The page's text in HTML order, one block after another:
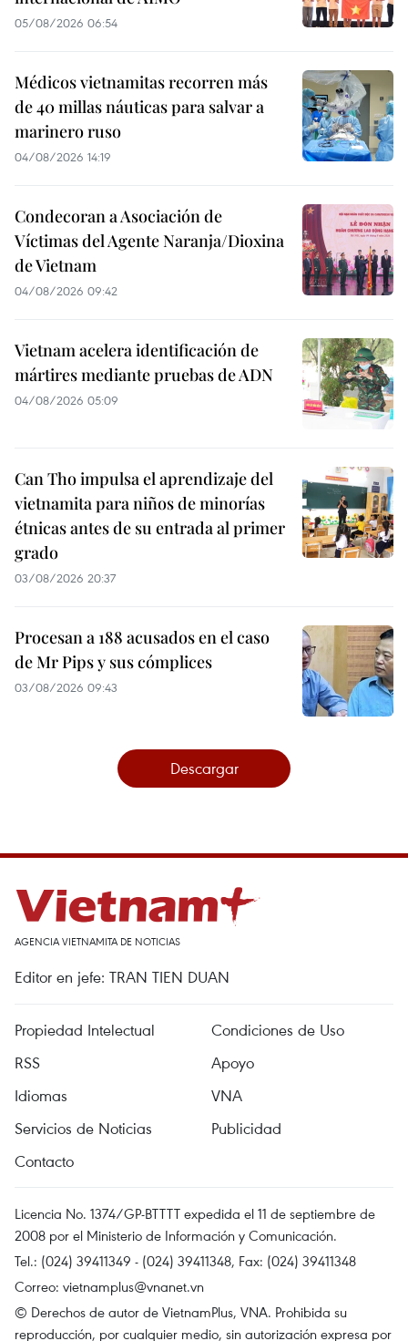
05/08/2026 06:54
Médicos vietnamitas recorren más
de 40 millas náuticas para salvar a
marinero ruso
04/08/2026 14:19
Condecoran a Asociación de
Víctimas del Agente Naranja/Dioxina
de Vietnam
04/08/2026 09:42
Vietnam acelera identificación de
mártires mediante pruebas de ADN
04/08/2026 05:09
Can Tho impulsa el aprendizaje del
vietnamita para niños de minorías
étnicas antes de su entrada al primer
grado
03/08/2026 20:37
Procesan a 188 acusados en el caso
de Mr Pips y sus cómplices
03/08/2026 09:43
Descargar
AGENCIA VIETNAMITA DE NOTICIAS
Editor en jefe: TRAN TIEN DUAN
Propiedad Intelectual
Condiciones de Uso
RSS
Apoyo
Idiomas
VNA
Servicios de Noticias
Publicidad
Contacto
Licencia No. 1374/GP-BTTTT expedida el 11 de septiembre de
2008 por el Ministerio de Información y Comunicación.
Tel.: (024) 39411349 - (024) 39411348, Fax: (024) 39411348
Correo: vietnamplus@vnanet.vn
© Derechos de autor de VietnamPlus, VNA. Prohibida su
reproducción, por cualquier medio, sin autorización expresa por